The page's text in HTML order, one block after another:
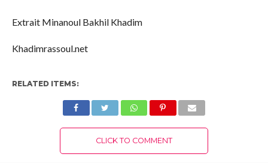
Extrait Minanoul Bakhil Khadim
Khadimrassoul.net
RELATED ITEMS:
CLICK TO COMMENT